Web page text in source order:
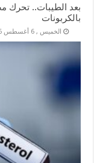
بعد الطيبات.. تحرك
بالكربونات
الخميس , 6 أغسطس 2026